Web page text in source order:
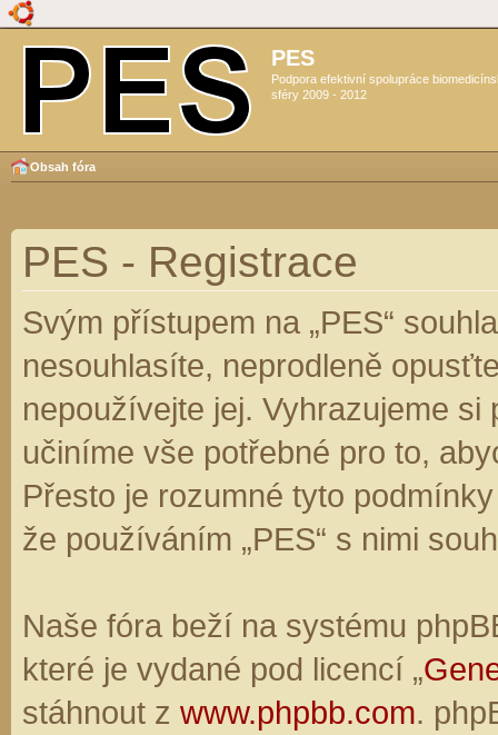
PES
Podpora efektivní spolupráce
sféry 2009 - 2012
Obsah fóra
PES - Registrace
Svým přístupem na „PES“
nesouhlasíte, neprodleně
nepoužívejte jej. Vyhrazujeme
učiníme vše potřebné pro to,
Přesto je rozumné tyto
že používáním „PES“ s nimi
Naše fóra beží na systému
které je vydané pod licencí „
stáhnout z www.phpbb.com.